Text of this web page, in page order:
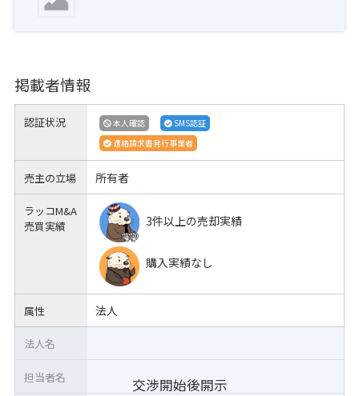
掲載者情報
認証状況 本人確認
SMS認証
適格請求書発行事業者
売主の立場 所有者
ラッコM&A
売買実績
3件以上の売却実績
購入実績なし
属性 法人
交渉開始後開示
法人名
担当者名